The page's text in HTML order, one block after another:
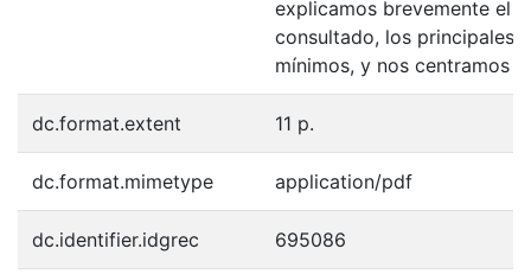
explicamos brevemente el
consultado, los principales
mínimos, y nos centramos
dc.format.extent 11 p.
dc.format.mimetype application/pdf
dc.identifier.idgrec 695086